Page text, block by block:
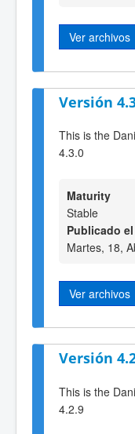
Ver archivos
Versión
This is the
4.3.0
Maturity
Stable
Publicado el
Martes, 18,
Ver archivos
Versión
This is the
4.2.9